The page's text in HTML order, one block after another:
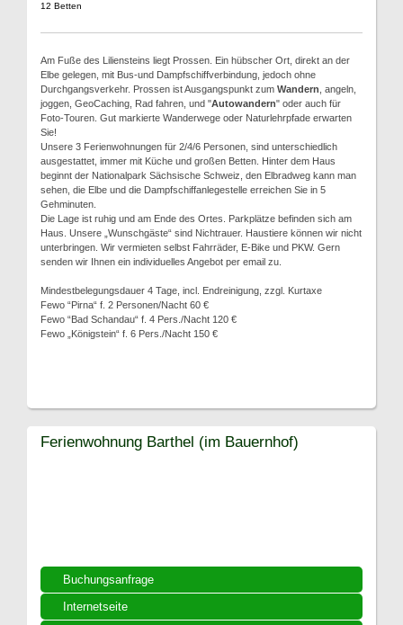
12 Betten
Am Fuße des Liliensteins liegt Prossen. Ein hübscher Ort, direkt an der
Elbe gelegen, mit Bus-und Dampfschiffverbindung, jedoch ohne
Durchgangsverkehr. Prossen ist Ausgangspunkt zum Wandern , angeln,
joggen, GeoCaching, Rad fahren, und "Autowandern" oder auch für
Foto-Touren. Gut markierte Wanderwege oder Naturlehrpfade erwarten
Sie!
Unsere 3 Ferienwohnungen für 2/4/6 Personen, sind unterschiedlich
ausgestattet, immer mit Küche und großen Betten. Hinter dem Haus
beginnt der Nationalpark Sächsische Schweiz, den Elbradweg kann man
sehen, die Elbe und die Dampfschiffanlegestelle erreichen Sie in 5
Gehminuten.
Die Lage ist ruhig und am Ende des Ortes. Parkplätze befinden sich am
Haus. Unsere „Wunschgäste“ sind Nichtrauer. Haustiere können wir nicht
unterbringen. Wir vermieten selbst Fahrräder, E-Bike und PKW. Gern
senden wir Ihnen ein individuelles Angebot per email zu.
Mindestbelegungsdauer 4 Tage, incl. Endreinigung, zzgl. Kurtaxe
Fewo “Pirna“ f. 2 Personen/Nacht 60 €
Fewo “Bad Schandau“ f. 4 Pers./Nacht 120 €
Fewo „Königstein“ f. 6 Pers./Nacht 150 €
Buchungsanfrage
Internetseite
Ferienwohnung Barthel (im Bauernhof)